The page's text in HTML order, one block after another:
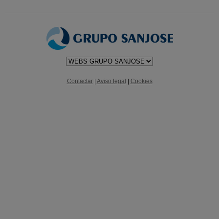
Contactar| Aviso legal Cookies